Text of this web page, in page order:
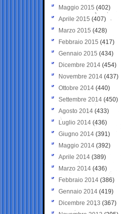
Maggio 2015 (402)
Aprile 2015 (407)
Marzo 2015 (428)
Febbraio 2015 (417)
Gennaio 2015 (434)
Dicembre 2014 (454)
Novembre 2014 (437)
Ottobre 2014 (440)
Settembre 2014 (450)
Agosto 2014 (433)
Luglio 2014 (436)
Giugno 2014 (391)
Maggio 2014 (392)
Aprile 2014 (389)
Marzo 2014 (436)
Febbraio 2014 (386)
Gennaio 2014 (419)
Dicembre 2013 (367)